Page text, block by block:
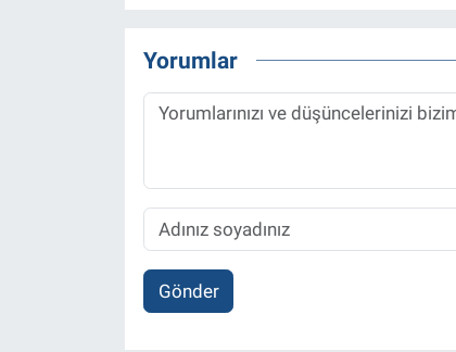
Yorumlar
Gönder